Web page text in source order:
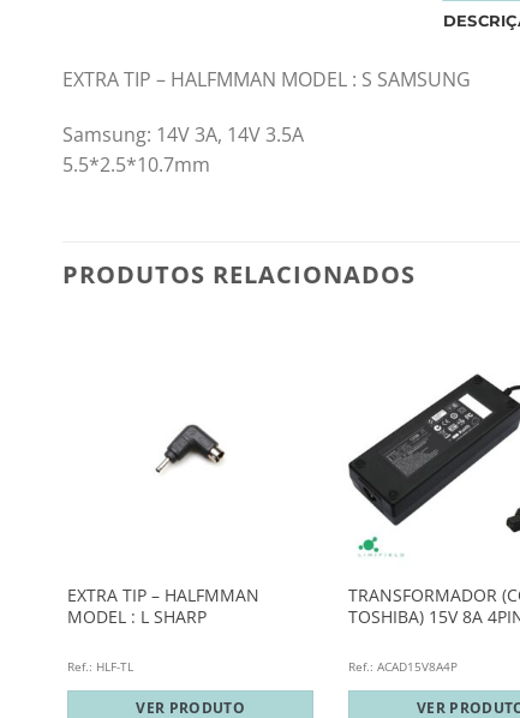
EXTRA TIP – HALFMMAN MODEL : S SAMSUNG
Samsung: 14V 3A, 14V 3.5A
5.5*2.5*10.7mm
PRODUTOS RELACIONADOS
EXTRA TIP – HALFMMAN
MODEL : L SHARP
Ref.: HLF-TL
VER PRODUTO
TRANSFORMADOR
TOSHIBA) 15V 8A
Ref.: ACAD15V8A4P
VER